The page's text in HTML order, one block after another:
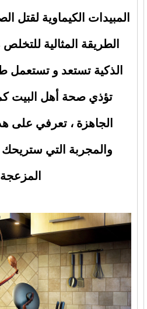
المبيدات الكيماوية لقتل
الطريقة المثالية
الذكية تستعد و تستعمل
تؤذي صحة أهل البيت
الجاهزة ، تعرفي على
والمجربة التي